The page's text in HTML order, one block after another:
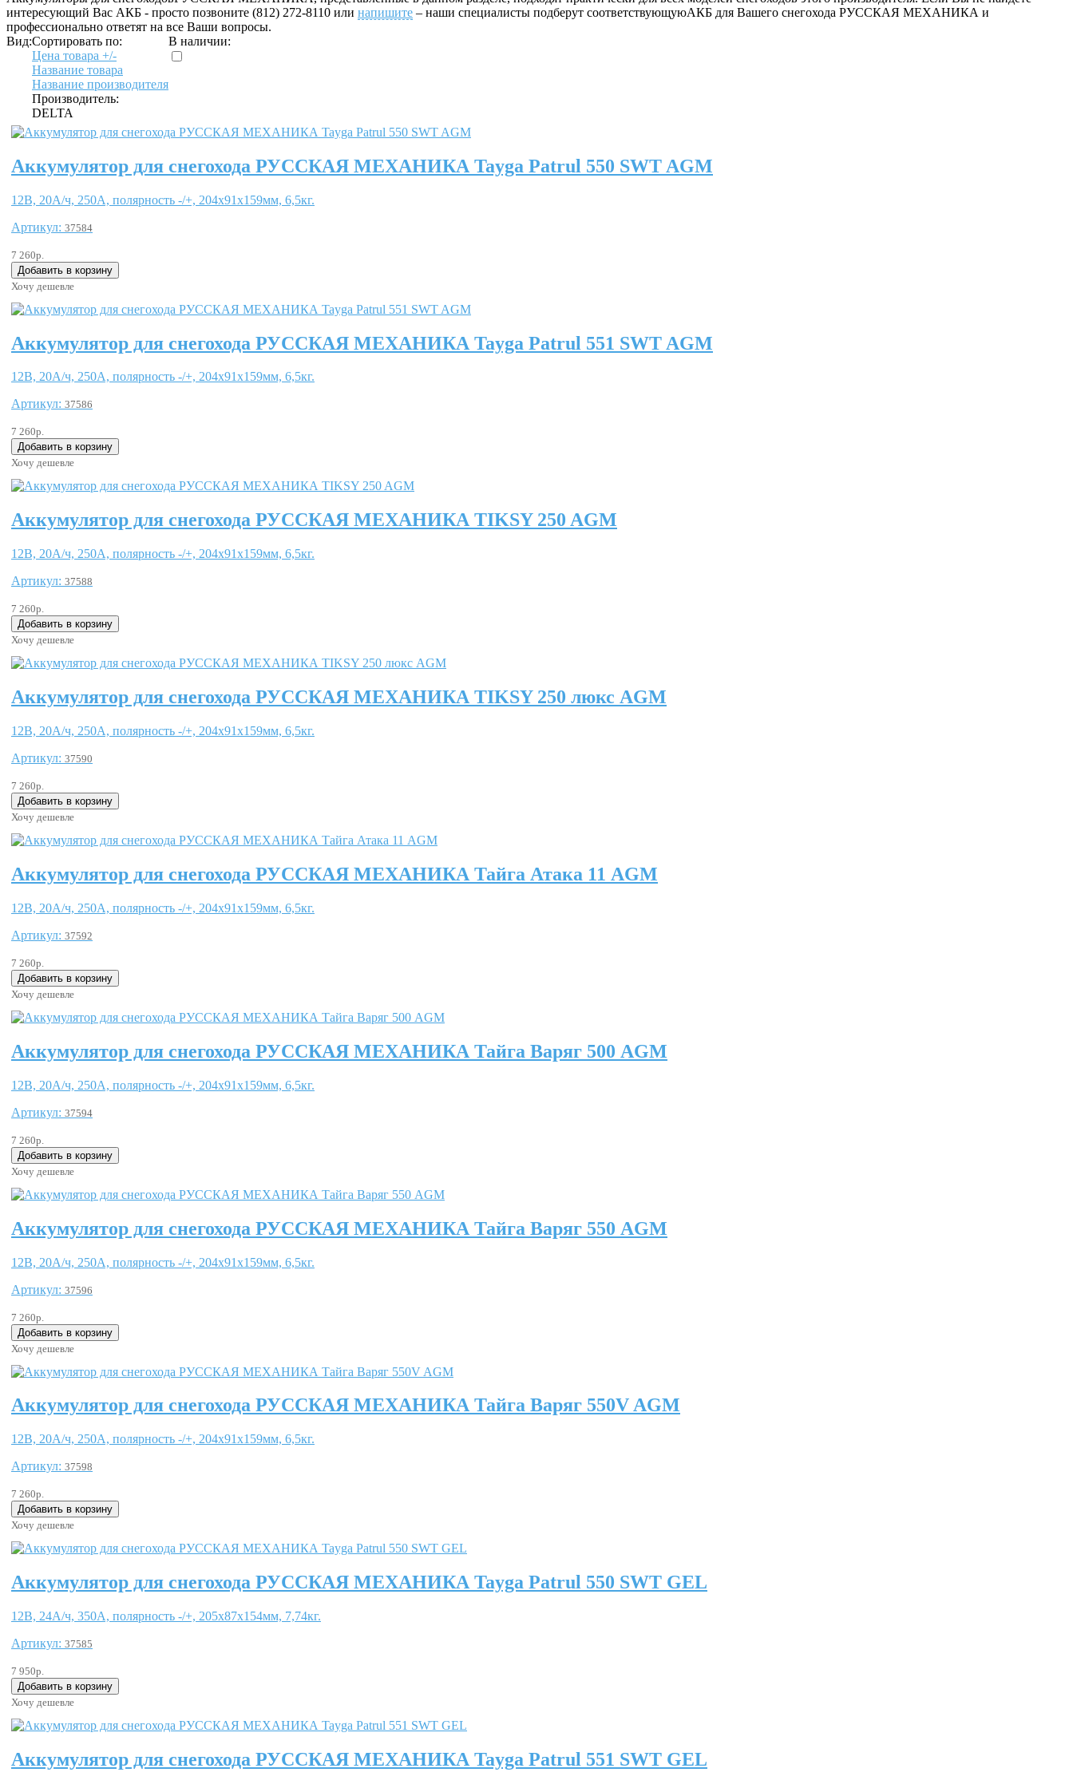
интересующий Вас АКБ - просто позвоните (812) 272-8110 или напишите – наши специалисты подберут соответствующуюАКБ для Вашего снегохода РУССКАЯ МЕХАНИКА и
профессионально ответят на все Ваши вопросы.
Вид:Сортировать по:
Цена товара +/-
Название товара
Название производителя
Производитель:
DELTA
В наличии:
Аккумулятор для снегохода РУССКАЯ МЕХАНИКА Tayga Patrul 550 SWT AGM
12В, 20А/ч, 250А, полярность -/+, 204x91x159мм, 6,5кг.
Артикул: 37584
7 260р.
Хочу дешевле
Аккумулятор для снегохода РУССКАЯ МЕХАНИКА Tayga Patrul 551 SWT AGM
12В, 20А/ч, 250А, полярность -/+, 204x91x159мм, 6,5кг.
Артикул: 37586
7 260р.
Хочу дешевле
Аккумулятор для снегохода РУССКАЯ МЕХАНИКА TIKSY 250 AGM
12В, 20А/ч, 250А, полярность -/+, 204x91x159мм, 6,5кг.
Артикул: 37588
7 260р.
Хочу дешевле
Аккумулятор для снегохода РУССКАЯ МЕХАНИКА TIKSY 250 люкс AGM
12В, 20А/ч, 250А, полярность -/+, 204x91x159мм, 6,5кг.
Артикул: 37590
7 260р.
Хочу дешевле
Аккумулятор для снегохода РУССКАЯ МЕХАНИКА Тайга Атака 11 AGM
12В, 20А/ч, 250А, полярность -/+, 204x91x159мм, 6,5кг.
Артикул: 37592
7 260р.
Хочу дешевле
Аккумулятор для снегохода РУССКАЯ МЕХАНИКА Тайга Варяг 500 AGM
12В, 20А/ч, 250А, полярность -/+, 204x91x159мм, 6,5кг.
Артикул: 37594
7 260р.
Хочу дешевле
Аккумулятор для снегохода РУССКАЯ МЕХАНИКА Тайга Варяг 550 AGM
12В, 20А/ч, 250А, полярность -/+, 204x91x159мм, 6,5кг.
Артикул: 37596
7 260р.
Хочу дешевле
Аккумулятор для снегохода РУССКАЯ МЕХАНИКА Тайга Варяг 550V AGM
12В, 20А/ч, 250А, полярность -/+, 204x91x159мм, 6,5кг.
Артикул: 37598
7 260р.
Хочу дешевле
Аккумулятор для снегохода РУССКАЯ МЕХАНИКА Tayga Patrul 550 SWT GEL
12В, 24А/ч, 350А, полярность -/+, 205x87x154мм, 7,74кг.
Артикул: 37585
7 950р.
Хочу дешевле
Аккумулятор для снегохода РУССКАЯ МЕХАНИКА Tayga Patrul 551 SWT GEL